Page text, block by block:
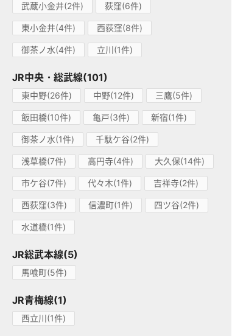
武蔵小金井(2件) 荻窪(6件)
東小金井(4件) 西荻窪(8件)
御茶ノ水(4件) 立川(1件)
JR中央・総武線(101)
東中野(26件) 中野(12件) 三鷹(5件)
飯田橋(10件) 亀戸(3件) 新宿(1件)
御茶ノ水(1件) 千駄ケ谷(2件)
浅草橋(7件) 高円寺(4件) 大久保(14件)
市ケ谷(7件) 代々木(1件) 吉祥寺(2件)
西荻窪(3件) 信濃町(1件) 四ツ谷(2件)
水道橋(1件)
JR総武本線(5)
馬喰町(5件)
JR青梅線(1)
西立川(1件)